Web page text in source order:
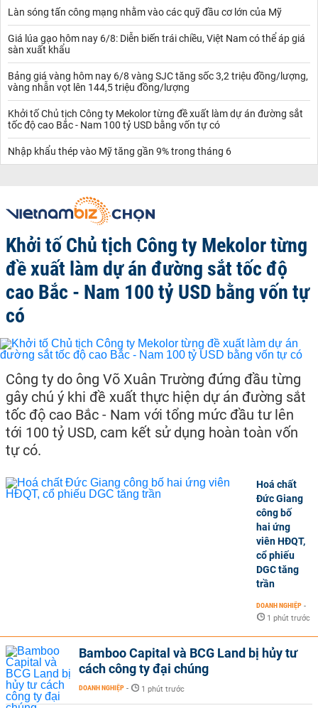
Làn sóng tấn công mạng nhằm vào các quỹ đầu cơ lớn của Mỹ
Giá lúa gạo hôm nay 6/8: Diễn biến trái chiều, Việt Nam có thể áp giá
sàn xuất khẩu
Bảng giá vàng hôm nay 6/8 vàng SJC tăng sốc 3,2 triệu đồng/lượng,
vàng nhẫn vọt lên 144,5 triệu đồng/lượng
Khởi tố Chủ tịch Công ty Mekolor từng đề xuất làm dự án đường sắt
tốc độ cao Bắc - Nam 100 tỷ USD bằng vốn tự có
Nhập khẩu thép vào Mỹ tăng gần 9% trong tháng 6
Khởi tố Chủ tịch Công ty Mekolor từng
đề xuất làm dự án đường sắt tốc độ
cao Bắc - Nam 100 tỷ USD bằng vốn tự
có
Công ty do ông Võ Xuân Trường đứng đầu từng
gây chú ý khi đề xuất thực hiện dự án đường sắt
tốc độ cao Bắc - Nam với tổng mức đầu tư lên
tới 100 tỷ USD, cam kết sử dụng hoàn toàn vốn
tự có.
Hoá chất
Đức Giang
công bố
hai ứng
viên HĐQT,
cổ phiếu
DGC tăng
trần
DOANH NGHIỆP -
1 phút trước
Bamboo Capital và BCG Land bị hủy tư
cách công ty đại chúng
DOANH NGHIỆP - 1 phút trước